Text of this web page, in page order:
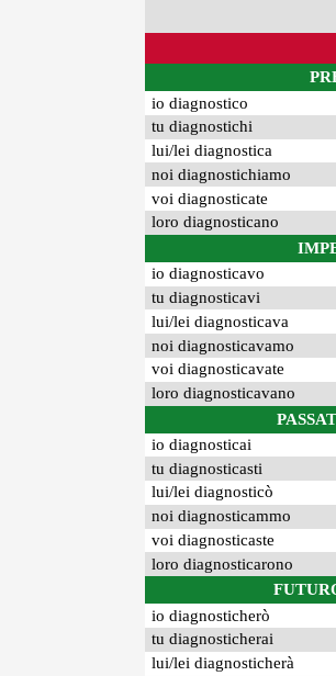
io diagnostico
tu diagnostichi
lui/lei diagnostica
noi diagnostichiamo
voi diagnosticate
loro diagnosticano
io diagnosticavo
tu diagnosticavi
lui/lei diagnosticava
noi diagnosticavamo
voi diagnosticavate
loro diagnosticavano
io diagnosticai
tu diagnosticasti
lui/lei diagnosticò
noi diagnosticammo
voi diagnosticaste
loro diagnosticarono
io diagnosticherò
tu diagnosticherai
lui/lei diagnosticherà